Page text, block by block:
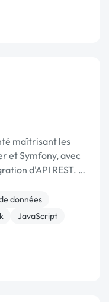
maîtrisant les
et Symfony, avec
d'API REST. Il
de
données
JavaScript